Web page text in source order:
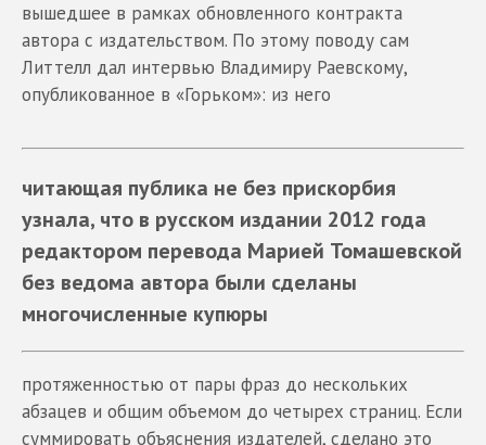
вышедшее в рамках обновленного контракта
автора с издательством. По этому поводу сам
Литтелл дал интервью Владимиру Раевскому,
опубликованное в «Горьком»: из него
читающая публика не без прискорбия
узнала, что в русском издании 2012 года
редактором перевода Марией Томашевской
без ведома автора были сделаны
многочисленные купюры
протяженностью от пары фраз до нескольких
абзацев и общим объемом до четырех страниц. Если
суммировать объяснения издателей, сделано это